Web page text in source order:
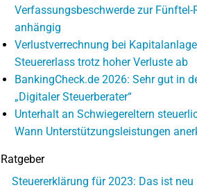
Verfassungsbeschwerde zur Fünftel-
anhängig
Verlustverrechnung bei
Steuererlass trotz hoher Verluste ab
BankingCheck.de 2026: Sehr gut in
„Digitaler Steuerberater“
Unterhalt an Schwiegereltern
Wann Unterstützungsleistungen
Ratgeber
Steuererklärung für 2023: Das ist neu